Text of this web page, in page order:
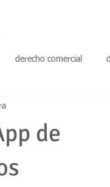
derecho comercial
ley 820 de 2003
de